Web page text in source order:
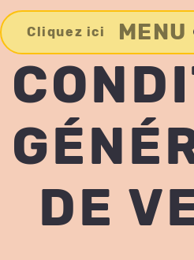
Cliquez ici MENU
DE